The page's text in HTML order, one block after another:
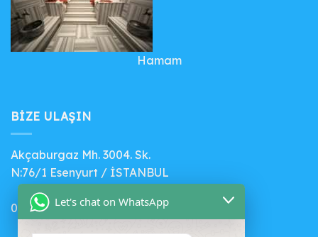
Hamam
BIZE ULAŞIN
Akçaburgaz Mh. 3004. Sk.
N:76/1 Esenyurt / İSTANBUL
0 (541) 412 56 71Let's chat on WhatsApp